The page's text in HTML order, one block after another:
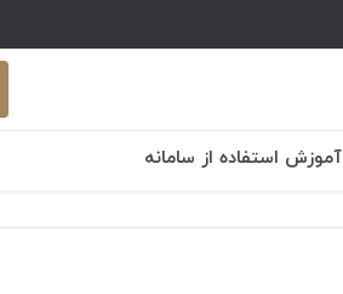
آموزش استفاده از سامانه